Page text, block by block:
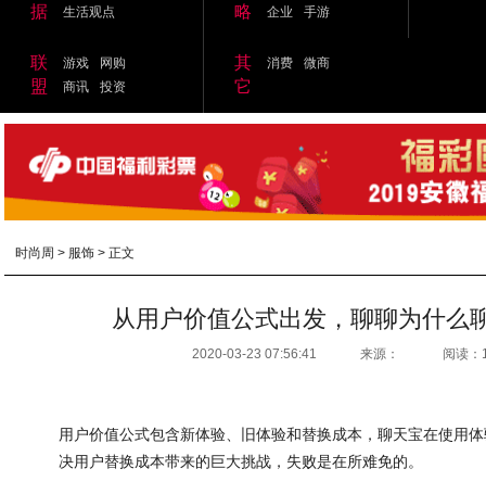
据
生活观点
略
企业
手游
联
盟
游戏
网购
商讯
投资
其
它
消费 微商
时尚周 > 服饰 > 正文
从用户价值公式出发，聊聊为什么
2020-03-23 07:56:41 来源： 阅读：
用户价值公式包含新体验、旧体验和替换成本，聊天宝在使用
决用户替换成本带来的巨大挑战，失败是在所难免的。